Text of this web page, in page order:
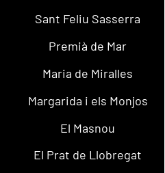
Sant Feliu Sasserra
Premià de Mar
Maria de Miralles
Margarida i els Monjos
El Masnou
El Prat de Llobregat